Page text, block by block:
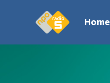
Home